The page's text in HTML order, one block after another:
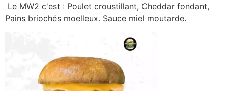
Le MW2 c'est : Poulet croustillant, Cheddar fondant,
Pains briochés moelleux. Sauce miel moutarde.